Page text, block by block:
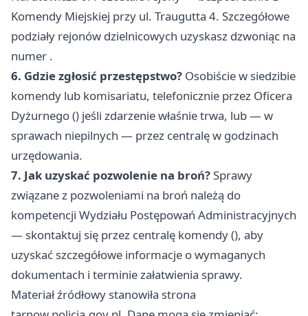
Komendy Miejskiej przy ul. Traugutta 4. Szczegółowe
podziały rejonów dzielnicowych uzyskasz dzwoniąc na
numer .
6. Gdzie zgłosić przestępstwo? Osobiście w siedzibie
komendy lub komisariatu, telefonicznie przez Oficera
Dyżurnego () jeśli zdarzenie właśnie trwa, lub — w
sprawach niepilnych — przez centralę w godzinach
urzędowania.
7. Jak uzyskać pozwolenie na broń?Sprawy
związane z pozwoleniami na broń należą do
kompetencji Wydziału Postępowań Administracyjnych
— skontaktuj się przez centralę komendy (), aby
uzyskać szczegółowe informacje o wymaganych
dokumentach i terminie załatwienia sprawy.
Materiał źródłowy stanowiła strona